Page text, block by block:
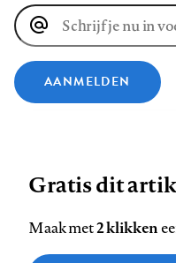
E-
mailadres
AANMELDEN
Volg
ons
Volg
ons
op
Volg
ons
op
Contact Colofon
Gratis dit
Maak met2 klikken
Zie onze cookie policy